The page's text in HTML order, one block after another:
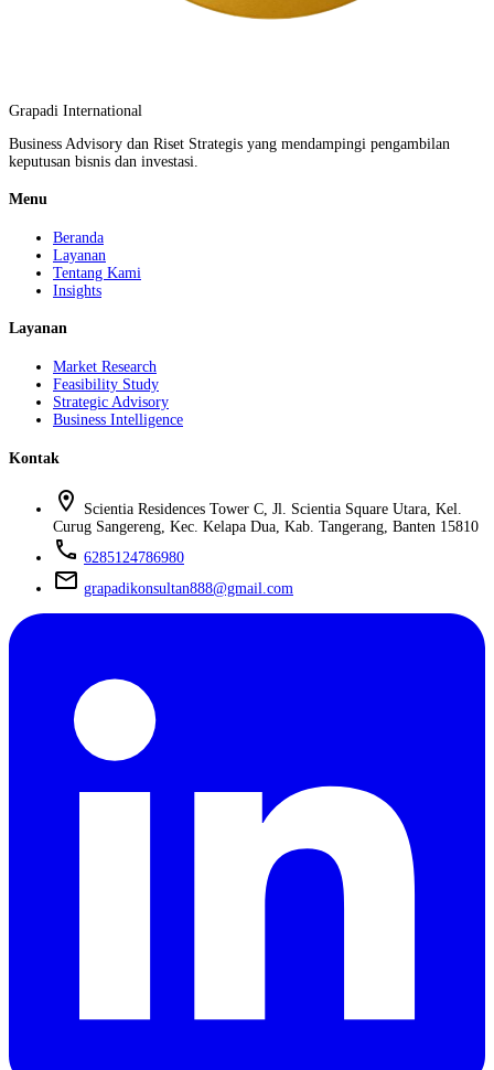
Grapadi International
Business Advisory dan Riset Strategis yang mendampingi pengambilan
keputusan bisnis dan investasi.
Menu
Beranda
Layanan
Tentang Kami
Insights
Layanan
Market Research
Feasibility Study
Strategic Advisory
Business Intelligence
Kontak
location_on
Scientia Residences Tower C, Jl. Scientia Square Utara, Kel.
Curug Sangereng, Kec. Kelapa Dua, Kab. Tangerang, Banten 15810
phone 6285124786980
mail grapadikonsultan888@gmail.com